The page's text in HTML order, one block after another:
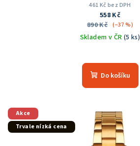
461 Kč bez DPH
558 Kč
890 Kč (–37 %)
Skladem v ČR (5 ks)
Do košíku
Akce
Trvale nízká cena